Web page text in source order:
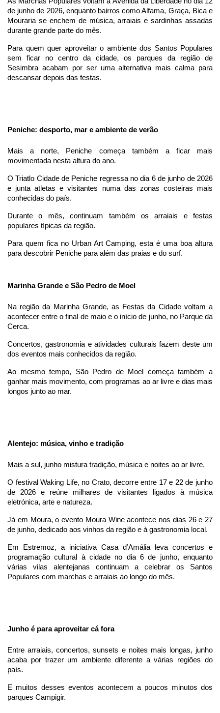
de junho de 2026, enquanto bairros como Alfama, Graça, Bica e
Mouraria se enchem de música, arraiais e sardinhas assadas
durante grande parte do mês.
Para quem quer aproveitar o ambiente dos Santos Populares
sem ficar no centro da cidade, os parques da região de
Sesimbra acabam por ser uma alternativa mais calma para
descansar depois das festas.
Peniche: desporto, mar e ambiente de verão
Mais a norte, Peniche começa também a ficar mais
movimentada nesta altura do ano.
O Triatlo Cidade de Peniche regressa no dia 6 de junho de 2026
e junta atletas e visitantes numa das zonas costeiras mais
conhecidas do país.
Durante o mês, continuam também os arraiais e festas
populares típicas da região.
Para quem fica no Urban Art Camping, esta é uma boa altura
para descobrir Peniche para além das praias e do surf.
Marinha Grande e São Pedro de Moel
Na região da Marinha Grande, as Festas da Cidade voltam a
acontecer entre o final de maio e o início de junho, no Parque da
Cerca.
Concertos, gastronomia e atividades culturais fazem deste um
dos eventos mais conhecidos da região.
Ao mesmo tempo, São Pedro de Moel começa também a
ganhar mais movimento, com programas ao ar livre e dias mais
longos junto ao mar.
Alentejo: música, vinho e tradição
Mais a sul, junho mistura tradição, música e noites ao ar livre.
O festival Waking Life, no Crato, decorre entre 17 e 22 de junho
de 2026 e reúne milhares de visitantes ligados à música
eletrónica, arte e natureza.
Já em Moura, o evento Moura Wine acontece nos dias 26 e 27
de junho, dedicado aos vinhos da região e à gastronomia local.
Em Estremoz, a iniciativa Casa d’Amália leva concertos e
programação cultural à cidade no dia 6 de junho, enquanto
várias vilas alentejanas continuam a celebrar os Santos
Populares com marchas e arraiais ao longo do mês.
Junho é para aproveitar cá fora
Entre arraiais, concertos, sunsets e noites mais longas, junho
acaba por trazer um ambiente diferente a várias regiões do
país.
E muitos desses eventos acontecem a poucos minutos dos
parques Campigir.